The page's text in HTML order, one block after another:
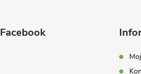
Facebook